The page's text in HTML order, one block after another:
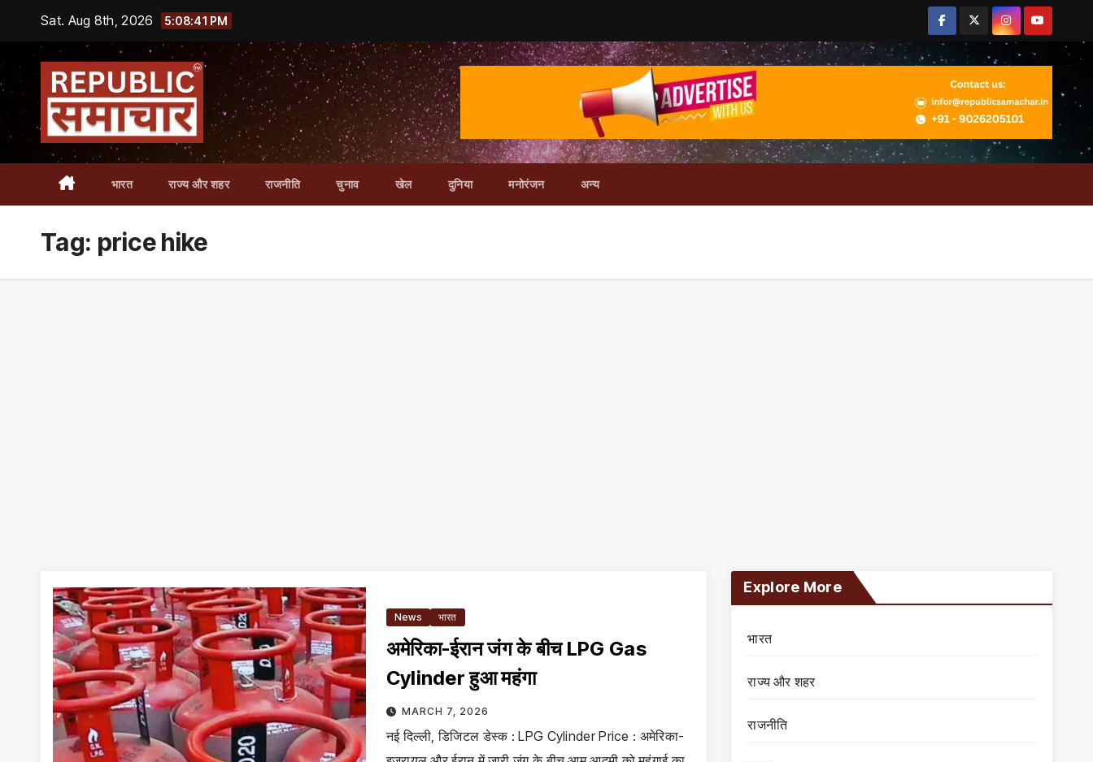
content
Sat. Aug 8th, 2026 5:08:42 PM
भारत राज्य और शहर राजनीति चुनाव खेल दुनिया मनोरंजन अन्य
Tag: price hike
News भारत
अमेरिका-ईरान जंग के बीच LPG Gas
Cylinder हुआ महंगा
MARCH 7, 2026
नई दिल्ली, डिजिटल डेस्क : LPG Cylinder Price : अमेरिका-
Explore More
भारत
राज्य और शहर
राजनीति